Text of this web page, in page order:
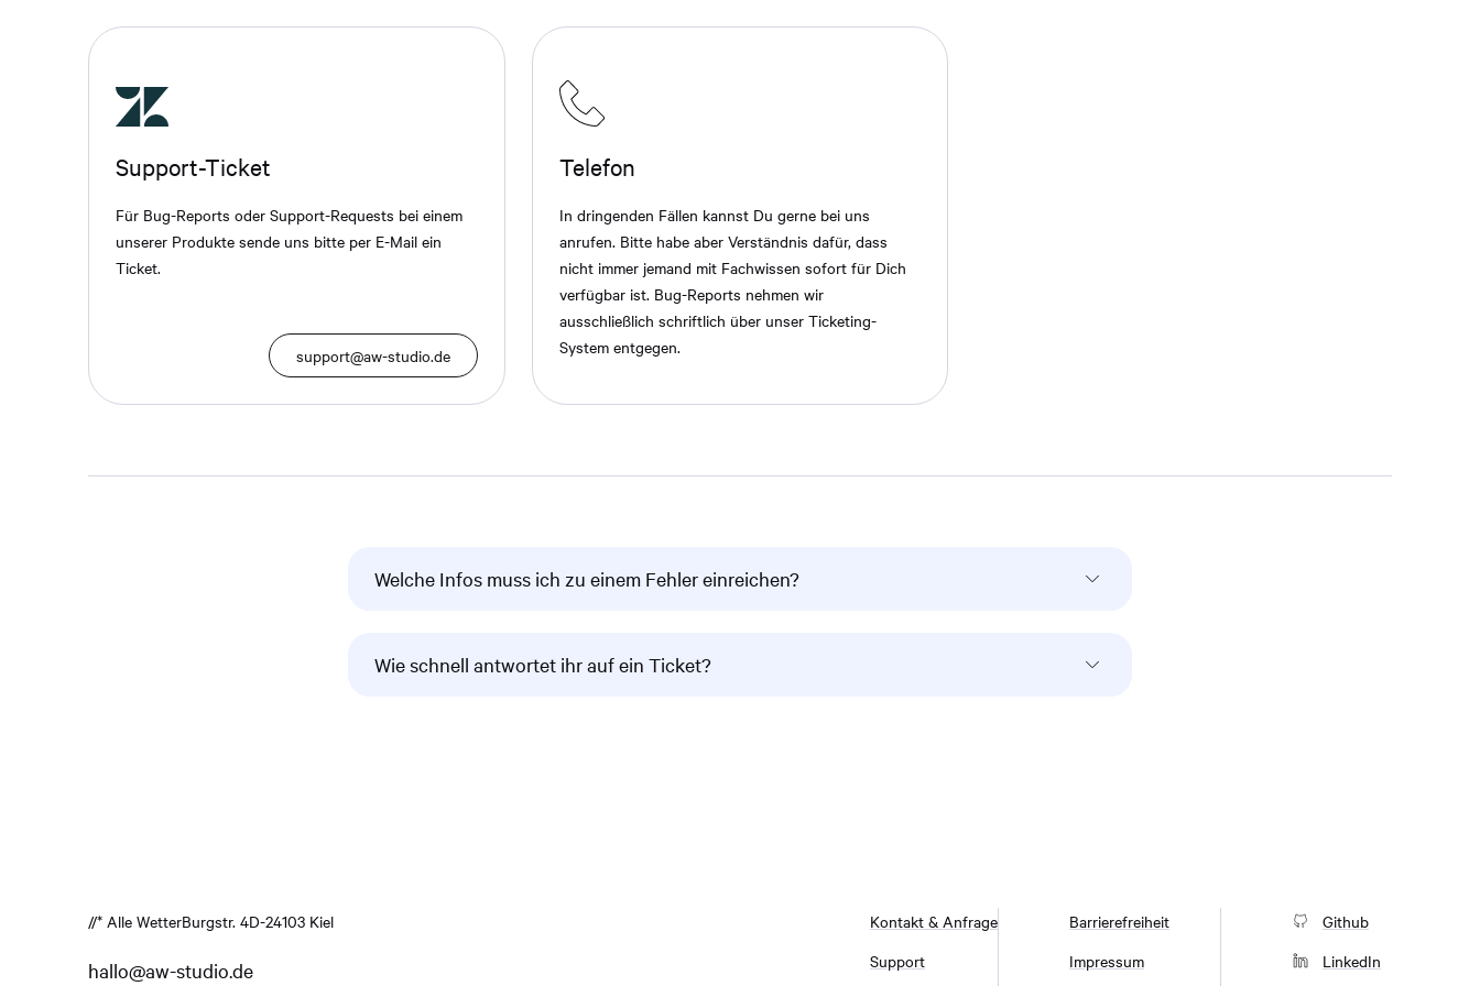
Support-Ticket
Für Bug-Reports oder Support-Requests bei einem
unserer Produkte sende uns bitte per E-Mail ein
Ticket.
support@aw-studio.de
Telefon
In dringenden Fällen kannst Du gerne bei uns
anrufen. Bitte habe aber Verständnis dafür, dass
nicht immer jemand mit Fachwissen sofort für Dich
verfügbar ist. Bug-Reports nehmen wir
ausschließlich schriftlich über unser Ticketing-
System entgegen.
Welche Infos muss ich zu einem Fehler einreichen?
Wie schnell antwortet ihr auf ein Ticket?
//* Alle WetterBurgstr. 4D-24103 Kiel
hallo@aw-studio.de
Kontakt & Anfrage
Support
Barrierefreiheit
Impressum
Github
LinkedIn